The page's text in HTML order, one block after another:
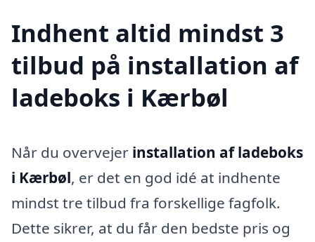
Indhent altid mindst 3
tilbud på installation af
ladeboks i Kærbøl
Når du overvejer installation af ladeboks
i Kærbøl, er det en god idé at indhente
mindst tre tilbud fra forskellige fagfolk.
Dette sikrer, at du får den bedste pris og